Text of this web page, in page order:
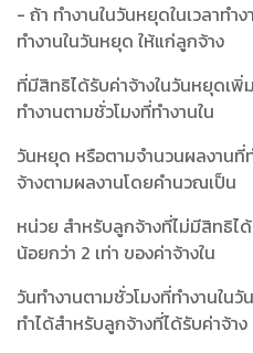
- ถ้า ทำงานในวันหยุดในเวลาทำ
ทำงานในวันหยุด ให้แก่ลูกจ้าง
ที่มีสิทธิได้รับค่าจ้างในวันหยุดเพิ่
ทำงานตามชั่วโมงที่ทำงานใน
วันหยุด หรือตามจำนวนผลงานที่
จ้างตามผลงานโดยคำนวณเป็น
หน่วย สำหรับลูกจ้างที่ไม่มีสิทธิไ
น้อยกว่า 2 เท่า ของค่าจ้างใน
วันทำงานตามชั่วโมงที่ทำงานใน
ทำได้สำหรับลูกจ้างที่ได้รับค่าจ้าง